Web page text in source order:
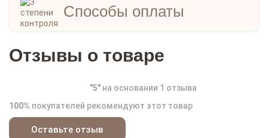
Способы оплаты
Отзывы о товаре
"5" на основании 1 отзыва
100% покупателей рекомендуют этот товар
Оставьте отзыв